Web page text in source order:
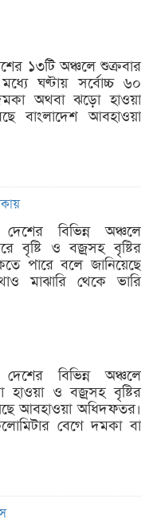
১৩টি অঞ্চলে শুক্রবার
ঘণ্টায় সর্বোচ্চ ৬০
অথবা ঝড়ো হাওয়া
বাংলাদেশ আবহাওয়া
বিভিন্ন অঞ্চলে
বৃষ্টি ও বজ্রসহ বৃষ্টির
পারে বলে জানিয়েছে
মাঝারি থেকে ভারি
বিভিন্ন অঞ্চলে
ও বজ্রসহ বৃষ্টির
আবহাওয়া অধিদফতর।
বেগে দমকা বা